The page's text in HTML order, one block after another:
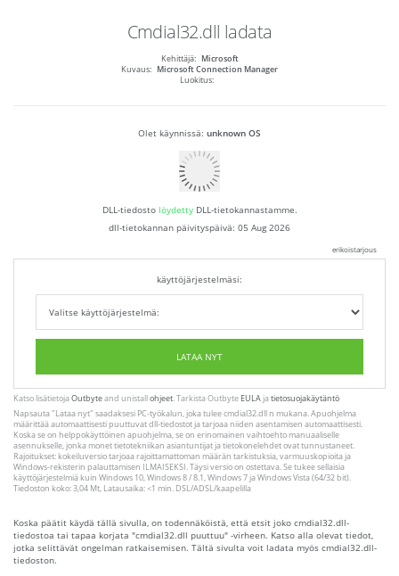
Cmdial32.dll ladata
Kehittäjä: Microsoft
Kuvaus: Microsoft Connection Manager
Luokitus:
Olet käynnissä: unknown OS
DLL-tiedosto löydettyDLL-tietokannastamme.
dll-tietokannan päivityspäivä: 05 Aug 2026
erikoistarjous
käyttöjärjestelmäsi:
LATAA NYT
Katso lisätietojaOutbyteand unistallohjeet. Tarkista Outbyte EULAjatietosuojakäytäntö
Napsauta"Lataa nyt" saadaksesi PC-työkalun, joka tulee cmdial32.dll n mukana. Apuohjelma
määrittää automaattisesti puuttuvat dll-tiedostot ja tarjoaa niiden asentamisen automaattisesti.
Koska se on helppokäyttöinen apuohjelma, se on erinomainen vaihtoehto manuaaliselle
asennukselle, jonka monet tietotekniikan asiantuntijat ja tietokonelehdet ovat tunnustaneet.
Rajoitukset: kokeiluversio tarjoaa rajoittamattoman määrän tarkistuksia, varmuuskopioita ja
Windows-rekisterin palauttamisen ILMAISEKSI. Täysi versio on ostettava. Se tukee sellaisia ​​
käyttöjärjestelmiä kuin Windows 10, Windows 8 / 8.1, Windows 7 ja Windows Vista (64/32 bit).
Tiedoston koko: 3,04 Mt, Latausaika: <1 min. DSL/ADSL/kaapelilla
Koska päätit käydä tällä sivulla, on todennäköistä, että etsit joko cmdial32.dll-
tiedostoa tai tapaa korjata "cmdial32.dll puuttuu" -virheen. Katso alla olevat tiedot,
jotka selittävät ongelman ratkaisemisen. Tältä sivulta voit ladata myös cmdial32.dll-
tiedoston.